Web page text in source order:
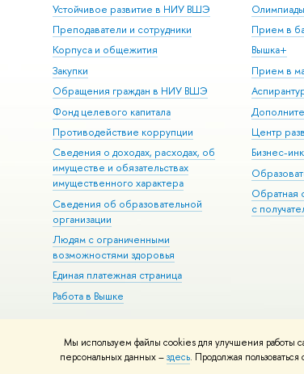
Мы используем файлы cookies для улучшения работы
персональных данных –здесь. Продолжая
Устойчивое развитие в НИУ ВШЭ
Преподаватели и сотрудники
Корпуса и общежития
Закупки
Обращения граждан в НИУ ВШЭ
Фонд целевого капитала
Противодействие коррупции
Сведения о доходах, расходах, об
имуществе и обязательствах
имущественного характера
Сведения об образовательной
организации
Людям с ограниченными
возможностями здоровья
Единая платежная страница
Работа в Вышке
Олимпиады
Прием в
Вышка+
Прием в
Центр
Бизнес-
Обратная
с
© НИУ ВШЭ 1993–2026 Адреса и контакты Условия
Шрифты HSE Sans и HSE Slab разработаны вШколе